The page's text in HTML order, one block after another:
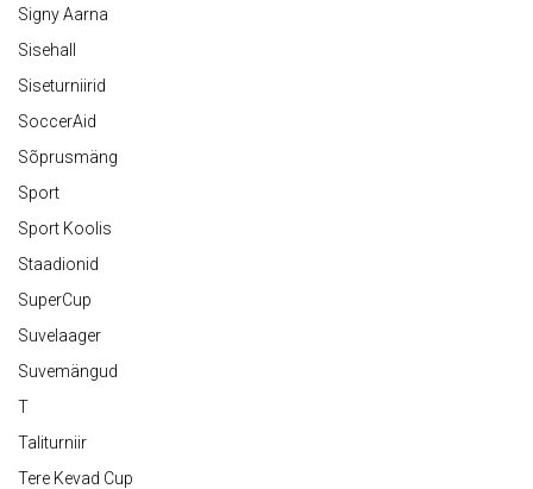
Signy Aarna
Sisehall
Siseturniirid
SoccerAid
Sõprusmäng
Sport
Sport Koolis
Staadionid
SuperCup
Suvelaager
Suvemängud
T
Taliturniir
Tere Kevad Cup